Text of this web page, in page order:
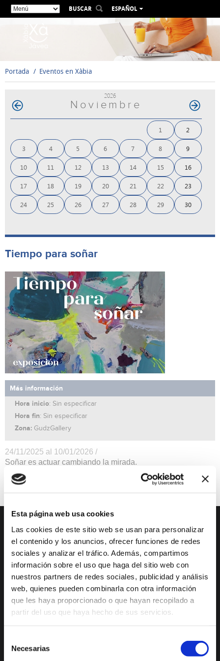
Esta página web usa cookies
Las cookies de este sitio web se usan para personalizar
el contenido y los anuncios, ofrecer funciones de redes
sociales y analizar el tráfico. Además, compartimos
información sobre el uso que haga del sitio web con
nuestros partners de redes sociales, publicidad y análisis
web, quienes pueden combinarla con otra información
que les haya proporcionado o que hayan recopilado a
partir del uso que haya hecho de sus servicios.
Necesarias
BUSCAR
ESPAÑOL
VALENCIÀ
ENGLISH
FRANÇAIS
Portada Eventos en Xàbia
2026
Noviembre
1 2
3 4 5 6 7 8 9
10 11 12 13 14 15 16
17 18 19 20 21 22 23
24 25 26 27 28 29 30
Tiempo para soñar
Más información
Hora inicio: Sin especificar
Hora fin: Sin especificar
Zona: GudzGallery
24/11/2025 al 10/01/2026 /
Soñar es actuar cambiando la mirada.
Exposiciones
DESCUBRE XÀBIA
Mirador Virtual
Cultura y Patrimonio
Paseo por Xàbia
Histórica
El Port de Xàbia,
Duanes de la Mar
QUÉ HACER
Eventos todo el año
Camino del Alba
Actividades
deportivas
Ruta del Arte